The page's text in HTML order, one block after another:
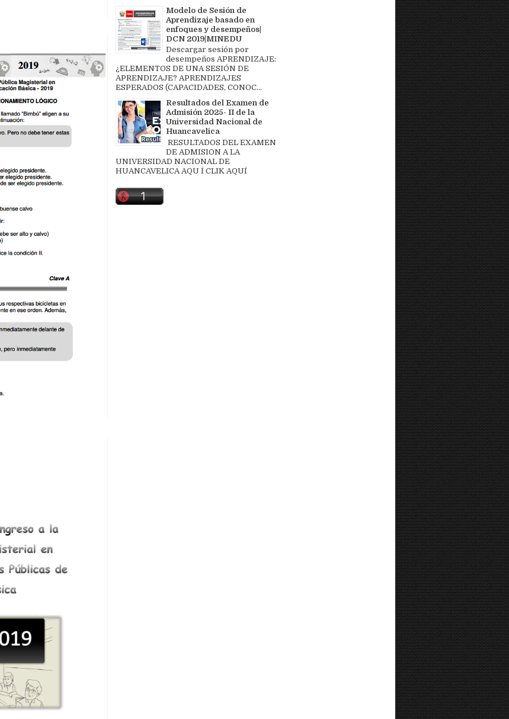
Modelo de Sesión de
Aprendizaje basado en
enfoques y desempeños|
DCN 2019|MINEDU
Descargar sesión por
desempeños APRENDIZAJE:
¿ELEMENTOS DE UNA SESIÓN DE
APRENDIZAJE? APRENDIZAJES
ESPERADOS (CAPACIDADES, CONOC...
Resultados del Examen de
Admisión 2025- II de la
Universidad Nacional de
Huancavelica
RESULTADOS DEL EXAMEN
DE ADMISION A LA
UNIVERSIDAD NACIONAL DE
HUANCAVELICA AQU Í CLIK AQUÍ